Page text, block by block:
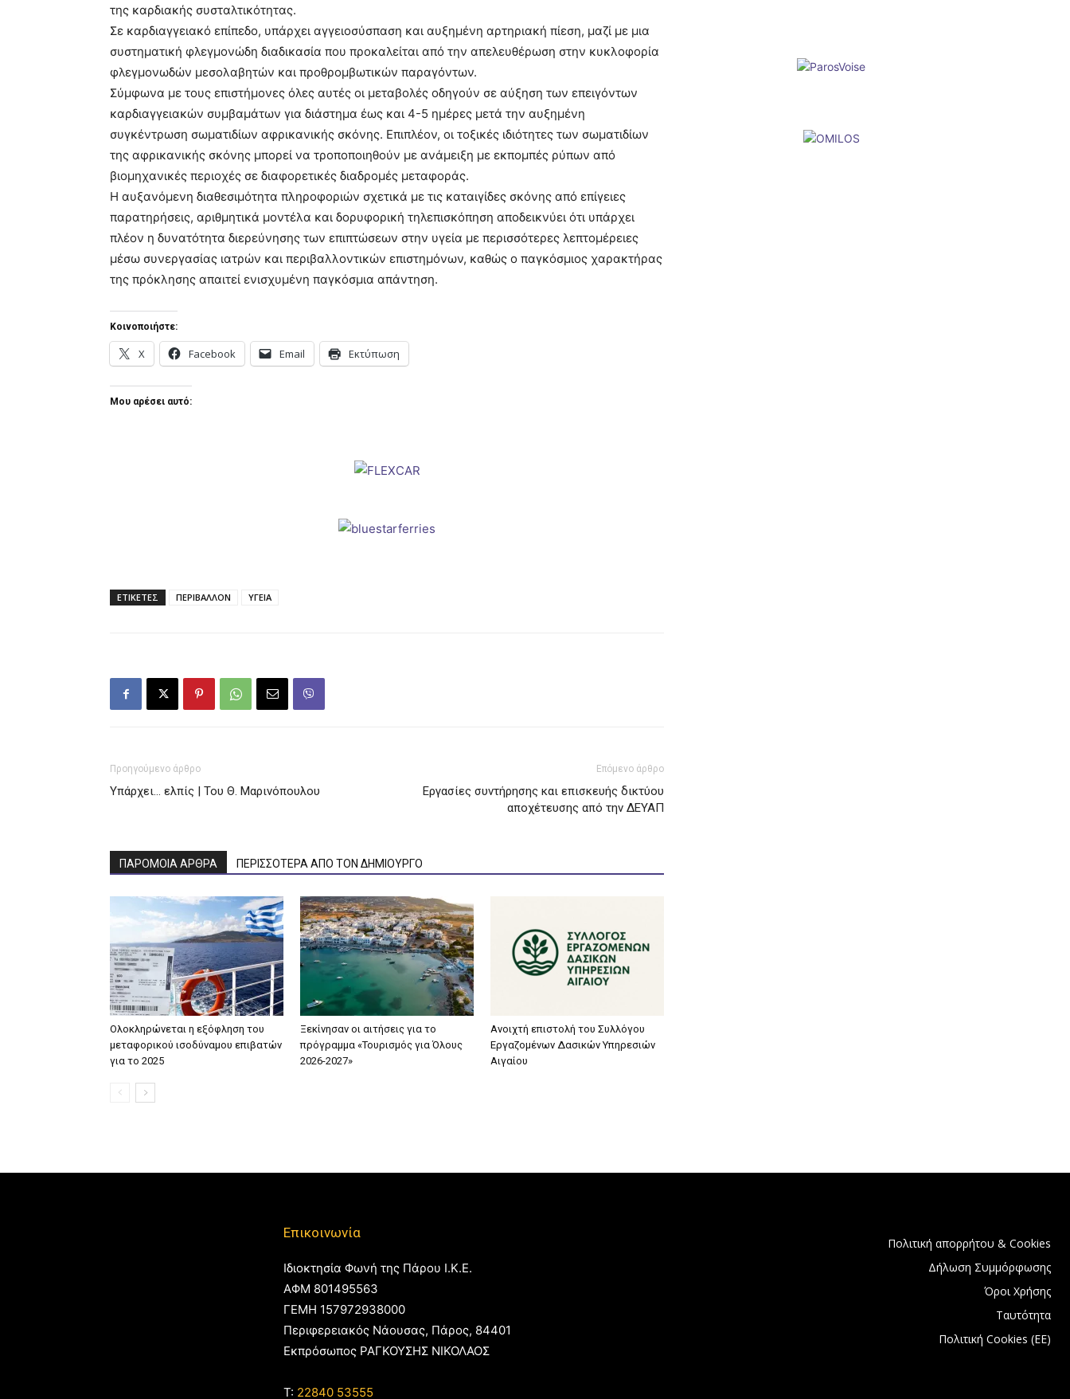
της καρδιακής συσταλτικότητας.
Σε καρδιαγγειακό επίπεδο, υπάρχει αγγειοσύσπαση και αυξημένη αρτηριακή πίεση, μαζί με μια
συστηματική φλεγμονώδη διαδικασία που προκαλείται από την απελευθέρωση στην κυκλοφορία
φλεγμονωδών μεσολαβητών και προθρομβωτικών παραγόντων.
Σύμφωνα με τους επιστήμονες όλες αυτές οι μεταβολές οδηγούν σε αύξηση των επειγόντων
καρδιαγγειακών συμβαμάτων για διάστημα έως και 4-5 ημέρες μετά την αυξημένη
συγκέντρωση σωματιδίων αφρικανικής σκόνης. Επιπλέον, οι τοξικές ιδιότητες των σωματιδίων
της αφρικανικής σκόνης μπορεί να τροποποιηθούν με ανάμειξη με εκπομπές ρύπων από
βιομηχανικές περιοχές σε διαφορετικές διαδρομές μεταφοράς.
Η αυξανόμενη διαθεσιμότητα πληροφοριών σχετικά με τις καταιγίδες σκόνης από επίγειες
παρατηρήσεις, αριθμητικά μοντέλα και δορυφορική τηλεπισκόπηση αποδεικνύει ότι υπάρχει
πλέον η δυνατότητα διερεύνησης των επιπτώσεων στην υγεία με περισσότερες λεπτομέρειες
μέσω συνεργασίας ιατρών και περιβαλλοντικών επιστημόνων, καθώς ο παγκόσμιος χαρακτήρας
της πρόκλησης απαιτεί ενισχυμένη παγκόσμια απάντηση.
Κοινοποιήστε:
X Facebook Email Εκτύπωση
Μου αρέσει αυτό:
ΕΤΙΚΕΤΕΣ ΠΕΡΙΒΑΛΛΟΝ ΥΓΕΙΑ
Προηγούμενο άρθρο
Υπάρχει… ελπίς | Του Θ. Μαρινόπουλου
Επόμενο άρθρο
Εργασίες συντήρησης και επισκευής δικτύου
αποχέτευσης από την ΔΕΥΑΠ
ΠΑΡΟΜΟΙΑ ΑΡΘΡΑ ΠΕΡΙΣΣΟΤΕΡΑ ΑΠΟ ΤΟΝ ΔΗΜΙΟΥΡΓΟ
Ολοκληρώνεται η εξόφληση του
μεταφορικού ισοδύναμου επιβατών
για το 2025
Ξεκίνησαν οι αιτήσεις για το
πρόγραμμα «Τουρισμός για Όλους
2026-2027»
Aνοιχτή επιστολή του Συλλόγου
Εργαζομένων Δασικών Υπηρεσιών
Αιγαίου
Επικοινωνία
Ιδιοκτησία Φωνή της Πάρου Ι.Κ.Ε.
ΑΦΜ 801495563
ΓΕΜΗ 157972938000
Περιφερειακός Νάουσας, Πάρος, 84401
Εκπρόσωπος ΡΑΓΚΟΥΣΗΣ ΝΙΚΟΛΑΟΣ
T: 22840 53555
Πολιτική απορρήτου & Cookies
Δήλωση Συμμόρφωσης
Όροι Χρήσης
Ταυτότητα
Πολιτική Cookies (ΕΕ)